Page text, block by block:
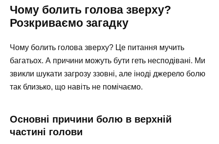
Чому болить голова зверху?
Розкриваємо загадку
Чому болить голова зверху? Це питання мучить
багатьох. А причини можуть бути геть несподівані. Ми
звикли шукати загрозу ззовні, але іноді джерело болю
так близько, що навіть не помічаємо.
Основні причини болю в верхній
частині голови